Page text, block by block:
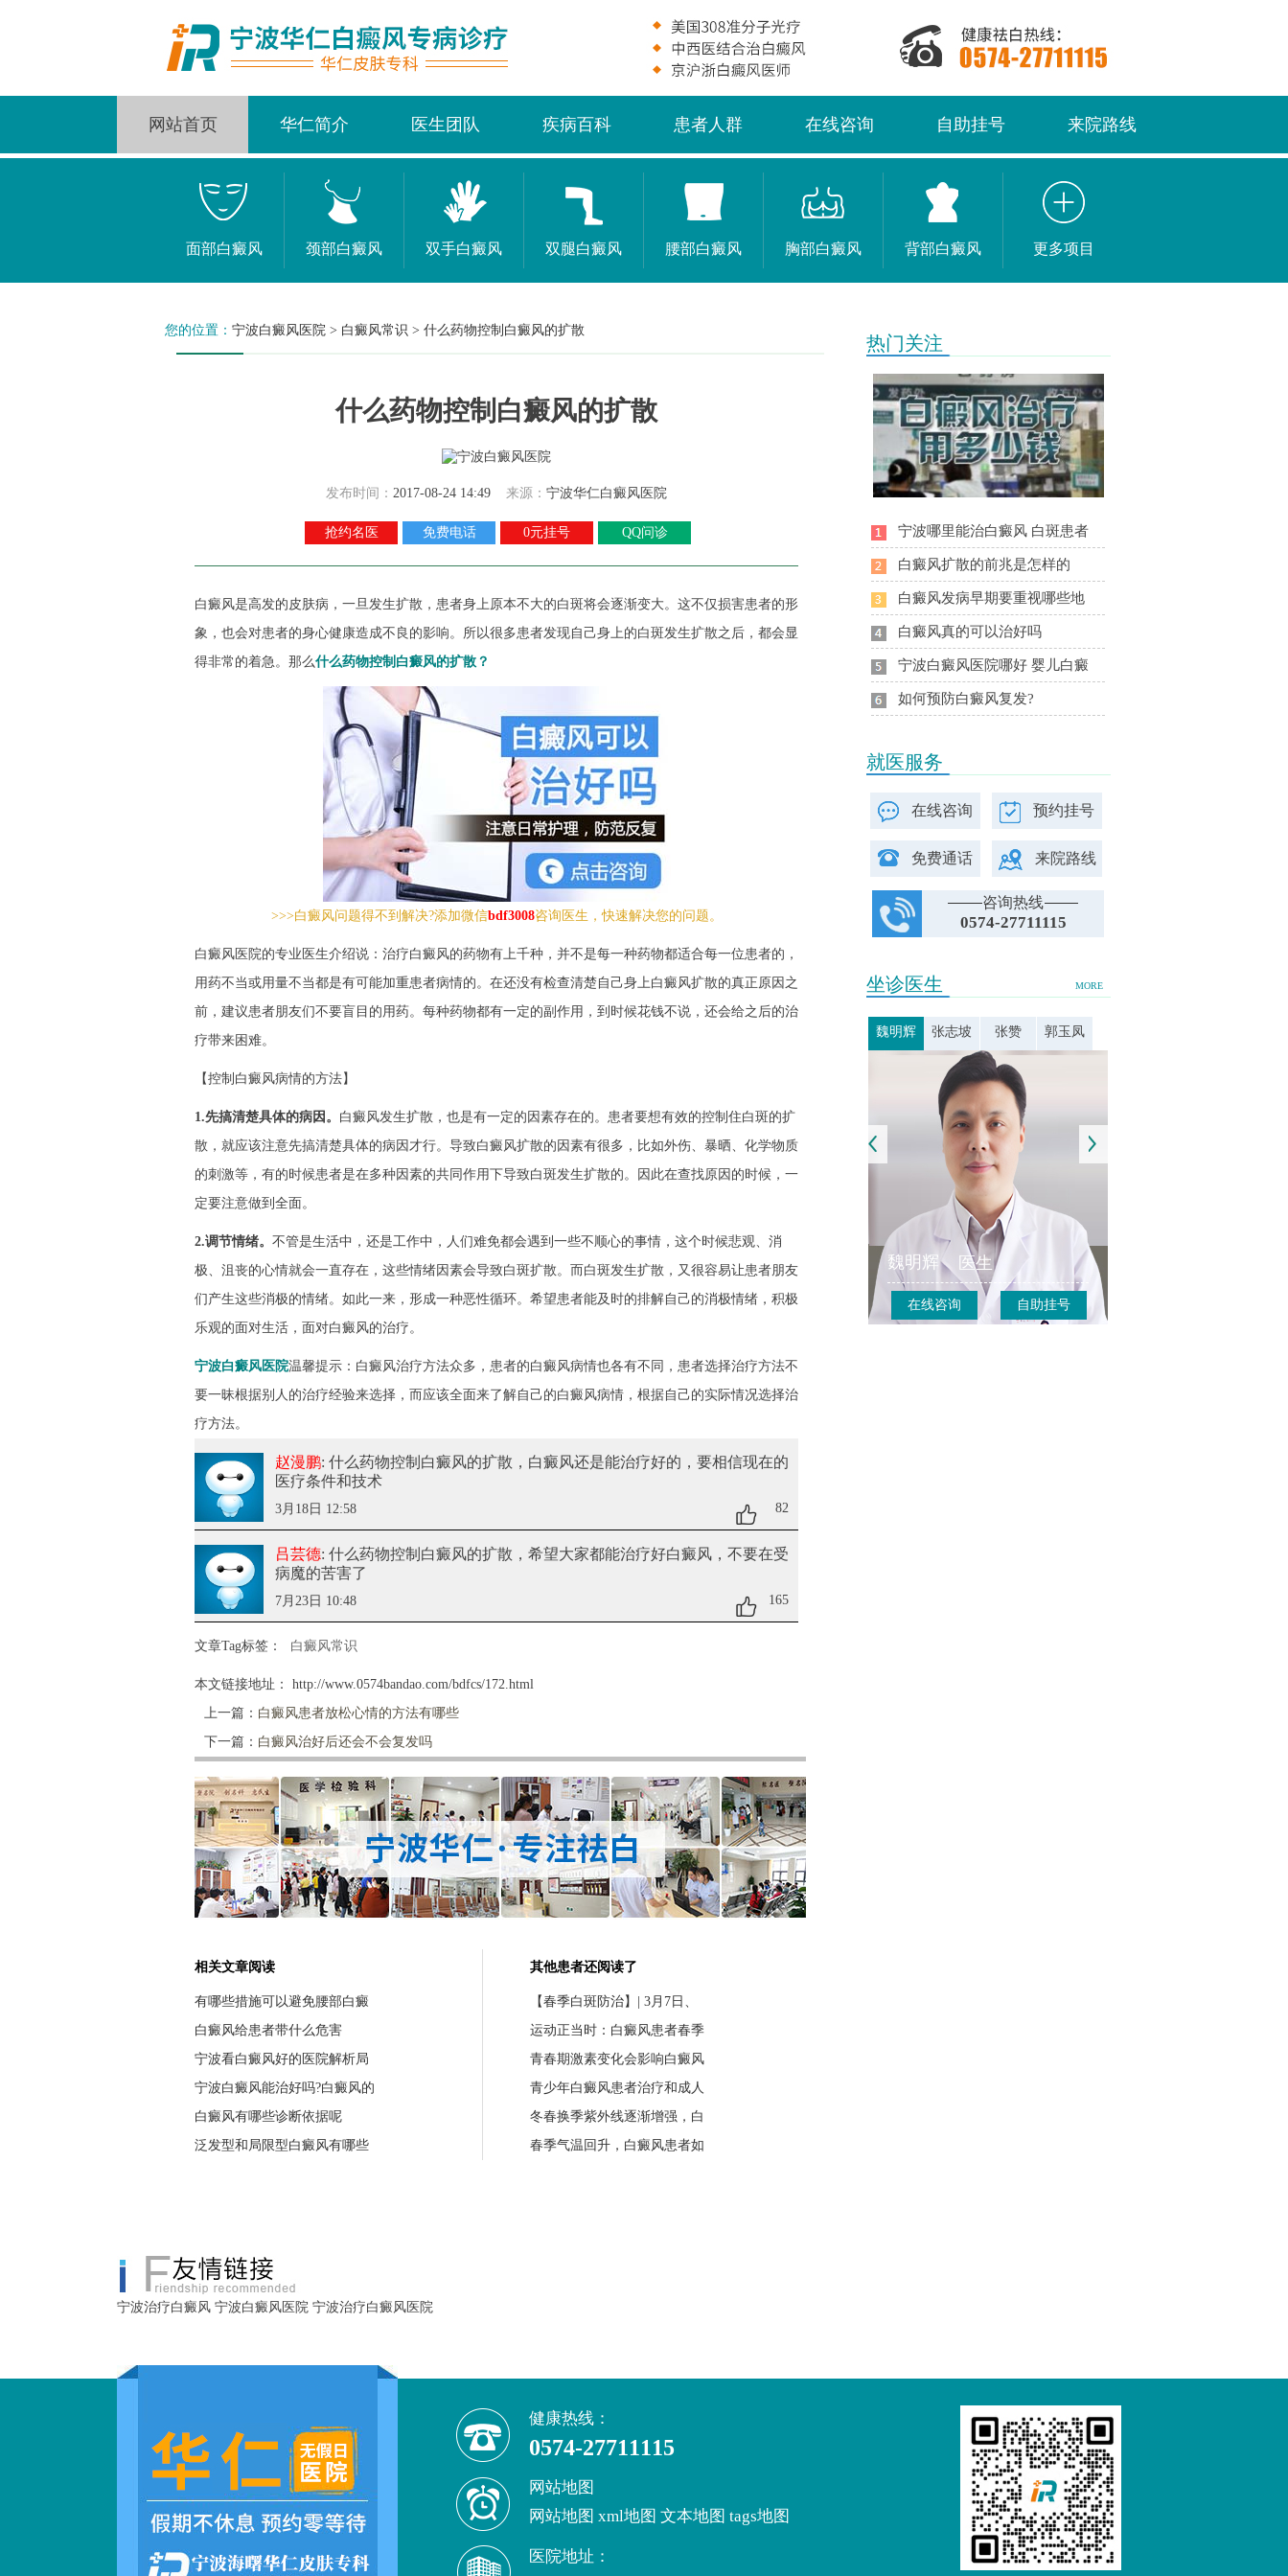
网站首页 华仁简介 医生团队 疾病百科 患者人群 在线咨询 自助挂号 来院路线
面部白癜风 颈部白癜风 双手白癜风 双腿白癜风 腰部白癜风 胸部白癜风 背部白癜风 更多项目
您的位置： 宁波白癜风医院 > 白癜风常识 > 什么药物控制白癜风的扩散
什么药物控制白癜风的扩散
发布时间： 2017-08-24 14:49 来源： 宁波华仁白癜风医院
抢约名医 免费电话 0元挂号 QQ问诊
白癜风是高发的皮肤病，一旦发生扩散，患者身上原本不大的白斑将会逐渐变大。这不仅损害患者的形
象，也会对患者的身心健康造成不良的影响。所以很多患者发现自己身上的白斑发生扩散之后，都会显
得非常的着急。那么什么药物控制白癜风的扩散？
>>>白癜风问题得不到解决?添加微信bdf3008咨询医生，快速解决您的问题。
白癜风医院的专业医生介绍说：治疗白癜风的药物有上千种，并不是每一种药物都适合每一位患者的，
用药不当或用量不当都是有可能加重患者病情的。在还没有检查清楚自己身上白癜风扩散的真正原因之
前，建议患者朋友们不要盲目的用药。每种药物都有一定的副作用，到时候花钱不说，还会给之后的治
疗带来困难。
【控制白癜风病情的方法】
1.先搞清楚具体的病因。 白癜风发生扩散，也是有一定的因素存在的。患者要想有效的控制住白斑的扩
散，就应该注意先搞清楚具体的病因才行。导致白癜风扩散的因素有很多，比如外伤、暴晒、化学物质
的刺激等，有的时候患者是在多种因素的共同作用下导致白斑发生扩散的。因此在查找原因的时候，一
定要注意做到全面。
2.调节情绪。 不管是生活中，还是工作中，人们难免都会遇到一些不顺心的事情，这个时候悲观、消
极、沮丧的心情就会一直存在，这些情绪因素会导致白斑扩散。而白斑发生扩散，又很容易让患者朋友
们产生这些消极的情绪。如此一来，形成一种恶性循环。希望患者能及时的排解自己的消极情绪，积极
乐观的面对生活，面对白癜风的治疗。
宁波白癜风医院温馨提示：白癜风治疗方法众多，患者的白癜风病情也各有不同，患者选择治疗方法不
要一昧根据别人的治疗经验来选择，而应该全面来了解自己的白癜风病情，根据自己的实际情况选择治
疗方法。
赵漫鹏: 什么药物控制白癜风的扩散 ，白癜风还是能治疗好的，要相信现在的
医疗条件和技术
3月18日 12:58 82
吕芸德: 什么药物控制白癜风的扩散 ，希望大家都能治疗好白癜风，不要在受
病魔的苦害了
7月23日 10:48 165
文章Tag标签： 白癜风常识
本文链接地址：
http://www.0574bandao.com/bdfcs/172.html
上一篇： 白癜风患者放松心情的方法有哪些
下一篇： 白癜风治好后还会不会复发吗
相关文章阅读
有哪些措施可以避免腰部白癜
白癜风给患者带什么危害
宁波看白癜风好的医院解析局
宁波白癜风能治好吗?白癜风的
白癜风有哪些诊断依据呢
泛发型和局限型白癜风有哪些
其他患者还阅读了
【春季白斑防治】| 3月7日、
运动正当时：白癜风患者春季
青春期激素变化会影响白癜风
青少年白癜风患者治疗和成人
冬春换季紫外线逐渐增强，白
春季气温回升，白癜风患者如
热门关注
宁波哪里能治白癜风 白斑患者
白癜风扩散的前兆是怎样的
白癜风发病早期要重视哪些地
白癜风真的可以治好吗
宁波白癜风医院哪好 婴儿白癜
如何预防白癜风复发?
就医服务
在线咨询 预约挂号
免费通话 来院路线
咨询热线
0574-27711115
MORE
坐诊医生
魏明辉 张志坡 张赞 郭玉凤
魏明辉 医生
在线咨询 自助挂号
宁波治疗白癜风 宁波白癜风医院 宁波治疗白癜风医院
健康热线：
0574-27711115
网站地图
网站地图 xml地图 文本地图 tags地图
医院地址：